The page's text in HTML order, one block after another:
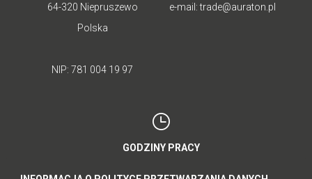
64-320 Niepruszewo
Polska
NIP: 781 004 19 97
e-mail:trade@auraton.pl
GODZINY PRACY